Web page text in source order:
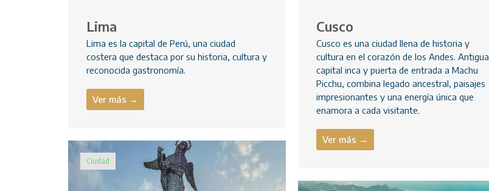
Lima
Lima es la capital de Perú, una ciudad
costera que destaca por su historia, cultura y
reconocida gastronomía.
Ver más →
Cusco
Cusco es una ciudad llena de historia y
cultura en el corazón de los Andes. Antigua
capital inca y puerta de entrada a Machu
Picchu, combina legado ancestral, paisajes
impresionantes y una energía única que
enamora a cada visitante.
Ver más →
Ciudad